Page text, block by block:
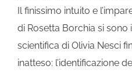
Il finissimo intuito e
di Rosetta Borchia si
scientifica di Olivia Nesci
inatteso: l’identificazione